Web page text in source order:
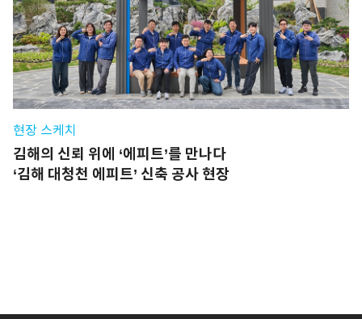
현장 스케치
김해의 신뢰 위에 ‘에피트’를 만나다
‘김해 대청천 에피트’ 신축 공사 현장